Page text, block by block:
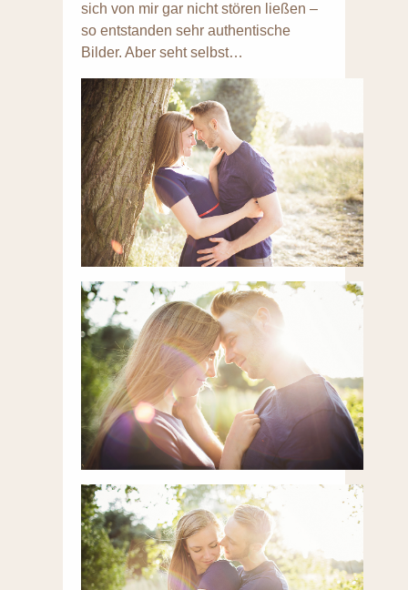
sich von mir gar nicht stören ließen –
so entstanden sehr authentische
Bilder. Aber seht selbst…